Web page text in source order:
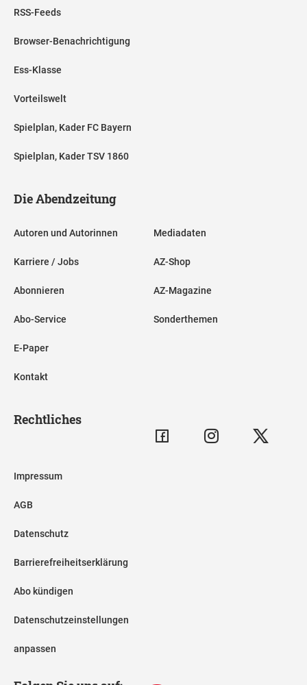
RSS-Feeds
Browser-Benachrichtigung
Ess-Klasse
Vorteilswelt
Spielplan, Kader FC Bayern
Spielplan, Kader TSV 1860
Die Abendzeitung
Autoren und Autorinnen
Karriere / Jobs
Abonnieren
Abo-Service
E-Paper
Kontakt
Mediadaten
AZ-Shop
AZ-Magazine
Sonderthemen
Rechtliches
Impressum
AGB
Datenschutz
Barrierefreiheitserklärung
Abo kündigen
Datenschutzeinstellungen
anpassen